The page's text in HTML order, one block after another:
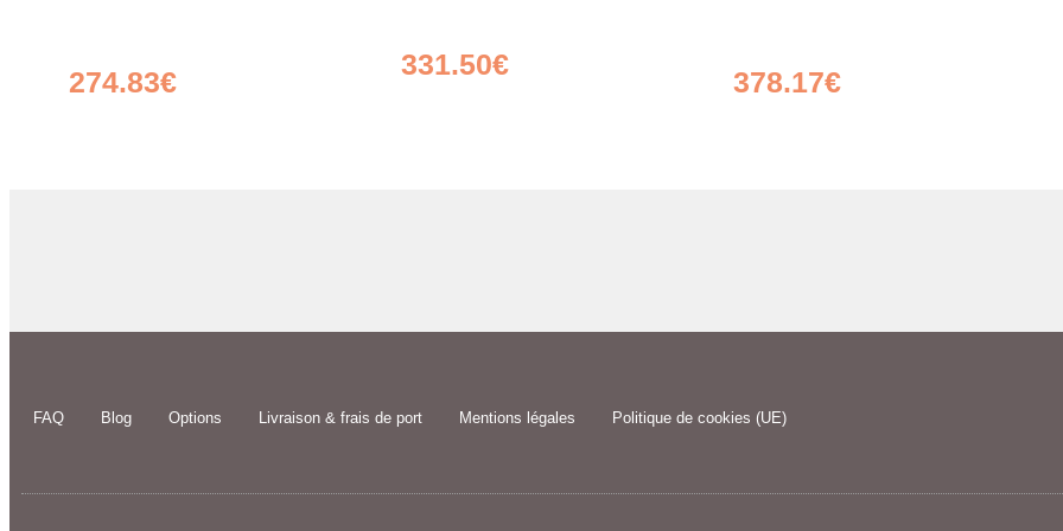
274.83€
331.50€
378.17€
FAQ Blog Options Livraison & frais de port Mentions légales Politique de cookies (UE)